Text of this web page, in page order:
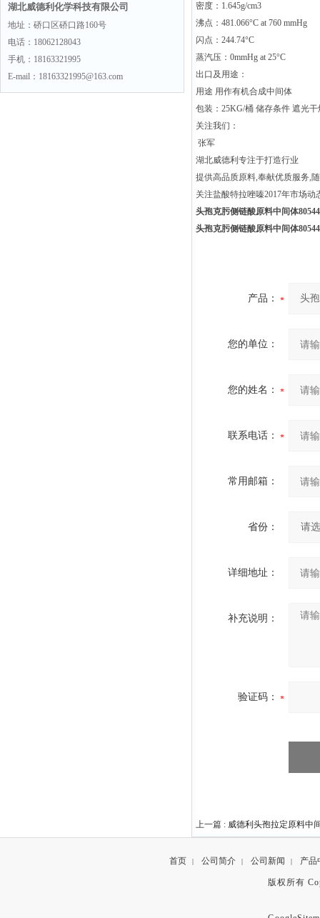
湖北威德利化学科技有限公司
地址：硚口区硚口路160号
电话：18062128043
手机：18163321995
E-mail：18163321995@163.com
密度：1.645g/cm3
沸点：481.066°C at 760 mmHg
闪点：244.74°C
蒸汽压：0mmHg at 25°C
出口及用途：
用途 用作有机合成中间体
包装：25KG/桶 储存条件 遮光
关注我们：
张军
湖北威德利专注于打造行业
提供高品质原料,奉献优质服务,
关注盐酸特拉唑嗪2017年市场动
头孢克肟侧链酸原料中间体
头孢克肟侧链酸原料中间体
产品：
您的单位：
您的姓名：
联系电话：
常用邮箱：
省份：
详细地址：
补充说明：
验证码：
上一篇 : 威德利头孢拉定原料中
首页 | 公司简介 | 公司新闻 | 产品
版权所有